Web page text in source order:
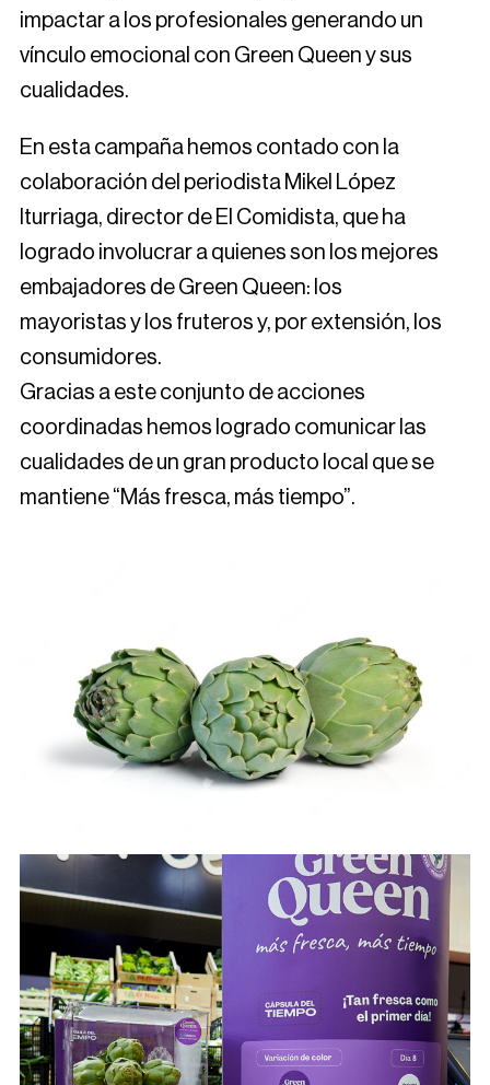
impactar a los profesionales generando un
vínculo emocional con Green Queen y sus
cualidades.
En esta campaña hemos contado con la
colaboración del periodista Mikel López
Iturriaga, director de El Comidista, que ha
logrado involucrar a quienes son los mejores
embajadores de Green Queen: los
mayoristas y los fruteros y, por extensión, los
consumidores.
Gracias a este conjunto de acciones
coordinadas hemos logrado comunicar las
cualidades de un gran producto local que se
mantiene “Más fresca, más tiempo”.